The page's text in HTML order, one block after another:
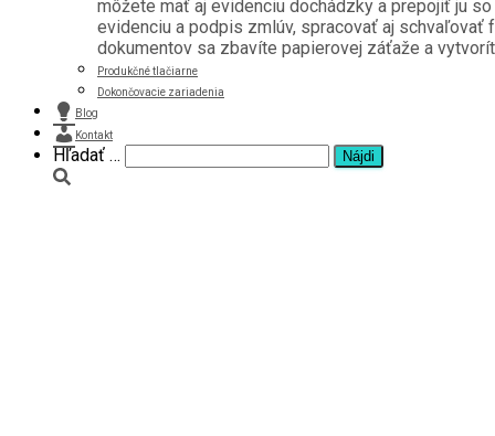
môžete mať aj evidenciu dochádzky a prepojiť ju
evidenciu a podpis zmlúv, spracovať aj schvaľovať
dokumentov sa zbavíte papierovej záťaže a
Produkčné tlačiarne
Dokončovacie zariadenia
Blog
Kontakt
Hľadať …